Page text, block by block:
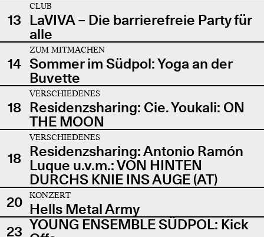
13
CLUB
LaVIVA – Die barrierefreie Party für
alle
14
ZUM MITMACHEN
Sommer im Südpol: Yoga an der
Buvette
18
VERSCHIEDENES
Residenzsharing: Cie. Youkali: ON
THE MOON
18
VERSCHIEDENES
Residenzsharing: Antonio Ramón
Luque u.v.m.: VON HINTEN
DURCHS KNIE INS AUGE (AT)
20
KONZERT
Hells Metal Army
23 YOUNG ENSEMBLE SÜDPOL: Kick